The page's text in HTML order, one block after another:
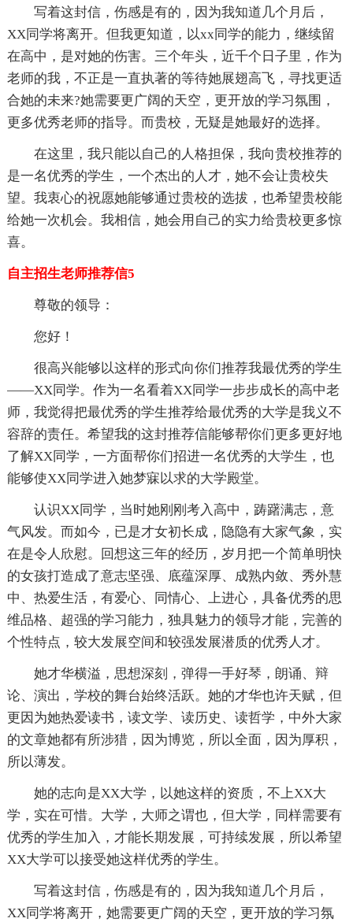
写着这封信，伤感是有的，因为我知道几个月后，
XX同学将离开。但我更知道，以xx同学的能力，继续留
在高中，是对她的伤害。三个年头，近千个日子里，作为
老师的我，不正是一直执著的等待她展翅高飞，寻找更适
合她的未来?她需要更广阔的天空，更开放的学习氛围，
更多优秀老师的指导。而贵校，无疑是她最好的选择。
在这里，我只能以自己的人格担保，我向贵校推荐的
是一名优秀的学生，一个杰出的人才，她不会让贵校失
望。我衷心的祝愿她能够通过贵校的选拔，也希望贵校能
给她一次机会。我相信，她会用自己的实力给贵校更多惊
喜。
自主招生老师推荐信5
尊敬的领导：
您好！
很高兴能够以这样的形式向你们推荐我最优秀的学生
——XX同学。作为一名看着XX同学一步步成长的高中老
师，我觉得把最优秀的学生推荐给最优秀的大学是我义不
容辞的责任。希望我的这封推荐信能够帮你们更多更好地
了解XX同学，一方面帮你们招进一名优秀的大学生，也
能够使XX同学进入她梦寐以求的大学殿堂。
认识XX同学，当时她刚刚考入高中，踌躇满志，意
气风发。而如今，已是才女初长成，隐隐有大家气象，实
在是令人欣慰。回想这三年的经历，岁月把一个简单明快
的女孩打造成了意志坚强、底蕴深厚、成熟内敛、秀外慧
中、热爱生活，有爱心、同情心、上进心，具备优秀的思
维品格、超强的学习能力，独具魅力的领导才能，完善的
个性特点，较大发展空间和较强发展潜质的优秀人才。
她才华横溢，思想深刻，弹得一手好琴，朗诵、辩
论、演出，学校的舞台始终活跃。她的才华也许天赋，但
更因为她热爱读书，读文学、读历史、读哲学，中外大家
的文章她都有所涉猎，因为博览，所以全面，因为厚积，
所以薄发。
她的志向是XX大学，以她这样的资质，不上XX大
学，实在可惜。大学，大师之谓也，但大学，同样需要有
优秀的学生加入，才能长期发展，可持续发展，所以希望
XX大学可以接受她这样优秀的学生。
写着这封信，伤感是有的，因为我知道几个月后，
XX同学将离开，她需要更广阔的天空，更开放的学习氛